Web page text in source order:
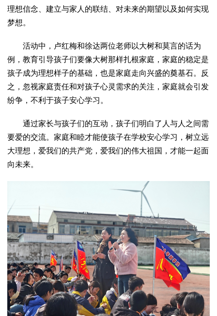
陕
甘 青 宁 新 港 澳 台
智库
智库建设 智库专家 智库战略 智库之声
信息
地方动态 地方强音
在线期刊
智慧城市
城乡建设
康养
工作动态 康养思语 明星老人 项目介绍
县域经济
成果展示
政策发布 视频播报 工程案例
康养智库
合作伙伴
理想信念、建立与家人的联结、对未来的期望以及如何实现
梦想。
活动中，卢红梅和徐达两位老师以大树和莫言的话为
例，教育引导孩子们要像大树那样扎根家庭，家庭的稳定是
孩子成为理想样子的基础，也是家庭走向兴盛的奠基石。反
之，忽视家庭责任和对孩子心灵需求的关注，家庭就会引发
纷争，不利于孩子安心学习。
通过家长与孩子们的互动，孩子们明白了人与人之间需
要爱的交流。家庭和睦才能使孩子在学校安心学习，树立远
大理想，爱我们的共产党，爱我们的伟大祖国，才能一起面
向未来。